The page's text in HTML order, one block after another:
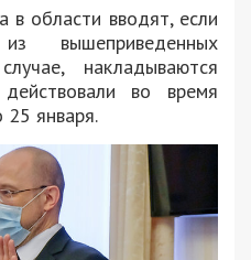
в области вводят, если
из вышеприведенных
накладываются
во время
25 января.